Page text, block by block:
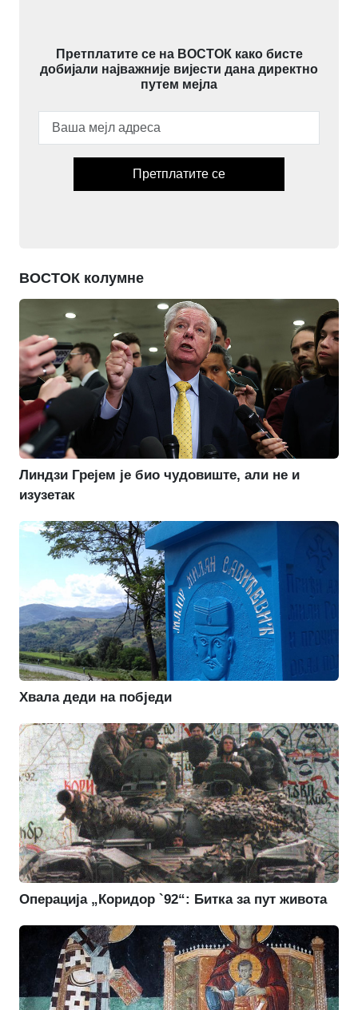
Претплатите се на ВОСТОК како бисте
добијали најважније вијести дана директно
путем мејла
Претплатите се
ВОСТОК колумне
Линдзи Грејем је био чудовиште, али не и
изузетак
Хвала деди на побједи
Операција „Коридор `92“: Битка за пут живота